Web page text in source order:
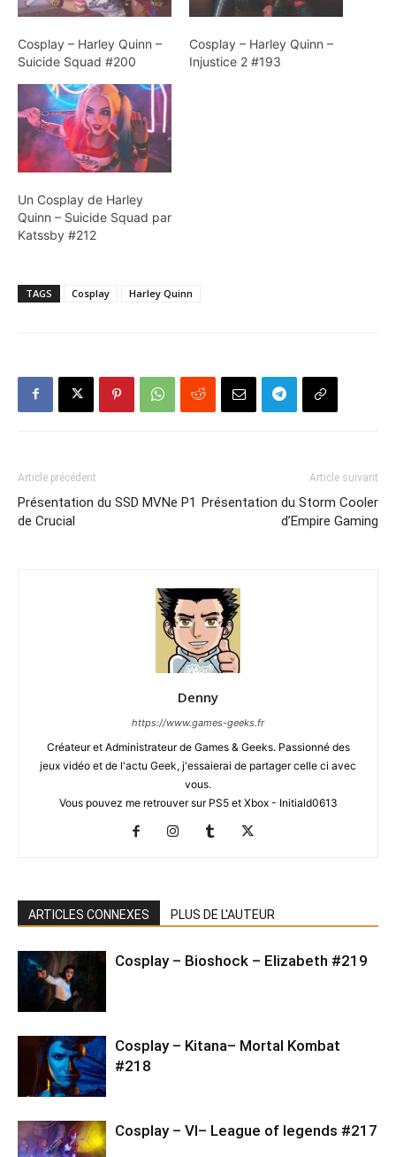
Cosplay – Harley Quinn –
Suicide Squad #200
Cosplay – Harley Quinn –
Injustice 2 #193
Un Cosplay de Harley
Quinn – Suicide Squad par
Katssby #212
TAGS Cosplay Harley Quinn
Article précédent
Présentation du SSD MVNe P1
de Crucial
Article suivant
Présentation du Storm Cooler
d’Empire Gaming
Denny
https://www.games-geeks.fr
Créateur et Administrateur de Games & Geeks. Passionné des
jeux vidéo et de l'actu Geek, j'essaierai de partager celle ci avec
vous.
Vous pouvez me retrouver sur PS5 et Xbox - Initiald0613
ARTICLES CONNEXES PLUS DE L'AUTEUR
Cosplay – Bioshock – Elizabeth #219
Cosplay – Kitana– Mortal Kombat
#218
Cosplay – VI– League of legends #217